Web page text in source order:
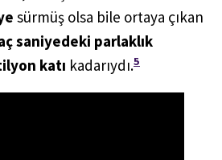
sürmüş olsa bile ortaya çıkan
saniyedeki parlaklık
katı kadarıydı.5